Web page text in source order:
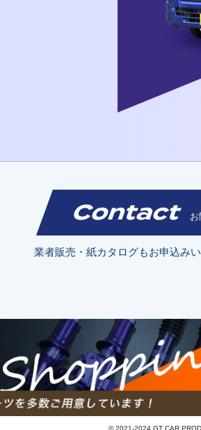
Contact
業者販売・紙カタログもお申込みい
© 2021-2024 GT CAR